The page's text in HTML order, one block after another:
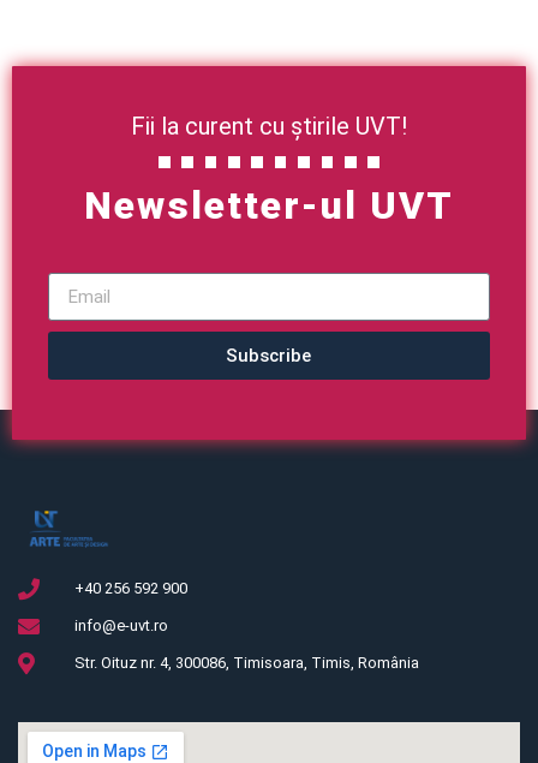
Fii la curent cu știrile UVT!
Newsletter-ul UVT
Subscribe
+40 256 592 900
info@e-uvt.ro
Str. Oituz nr. 4, 300086, Timisoara, Timis, România